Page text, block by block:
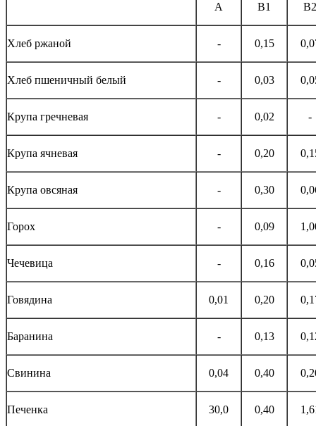
А В1 В2
Хлеб ржаной - 0,15
Хлеб пшеничный белый - 0,03
Крупа гречневая - 0,02 -
Крупа ячневая - 0,20
Крупа овсяная - 0,30
Горох - 0,09
Чечевица - 0,16
Говядина 0,01 0,20
Баранина - 0,13
Свинина 0,04 0,40
Печенка 30,0 0,40